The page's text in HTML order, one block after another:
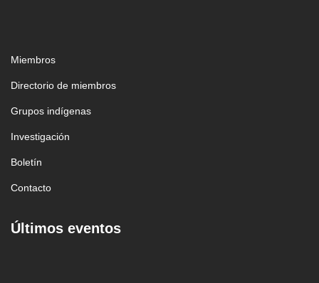
Miembros
Directorio de miembros
Grupos indígenas
Investigación
Boletín
Contacto
Últimos eventos